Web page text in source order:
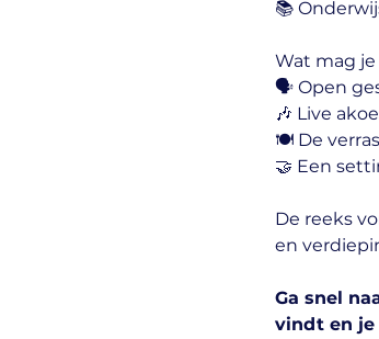
📚
Wat mag
🗣️ Open
🎶 Live
🍽️ De
🤝 Een
De reeks
en
Ga snel
vindt en